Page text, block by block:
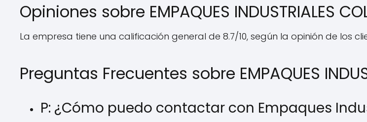
Opiniones sobre EMPAQUES INDUSTRIALES
La empresa tiene una calificación general de 8.7/10, según la opinión de los
Preguntas Frecuentes sobre EMPAQUES
P: ¿Cómo puedo contactar con Empaques